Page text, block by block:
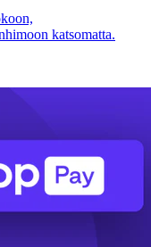
katsomatta.